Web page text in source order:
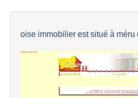
oise immobilier est situé à méru